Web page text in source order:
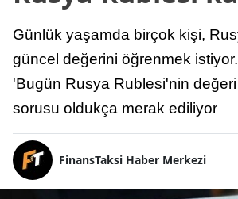
Günlük yaşamda birçok kişi,
güncel değerini öğrenmek
'Bugün Rusya Rublesi'nin
sorusu oldukça merak ediliyor
FinansTaksi Haber Merkezi